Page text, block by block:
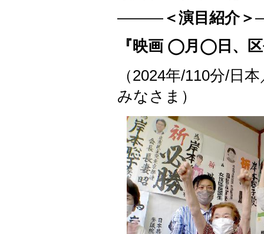
――― ＜演目紹介＞
『映画 ◯月◯日、
（2024年/110分/日
みなさま）